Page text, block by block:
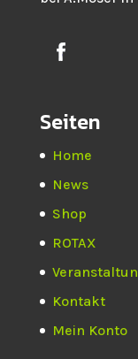
Seiten
Home
News
Shop
ROTAX
Kontakt
Mein Konto